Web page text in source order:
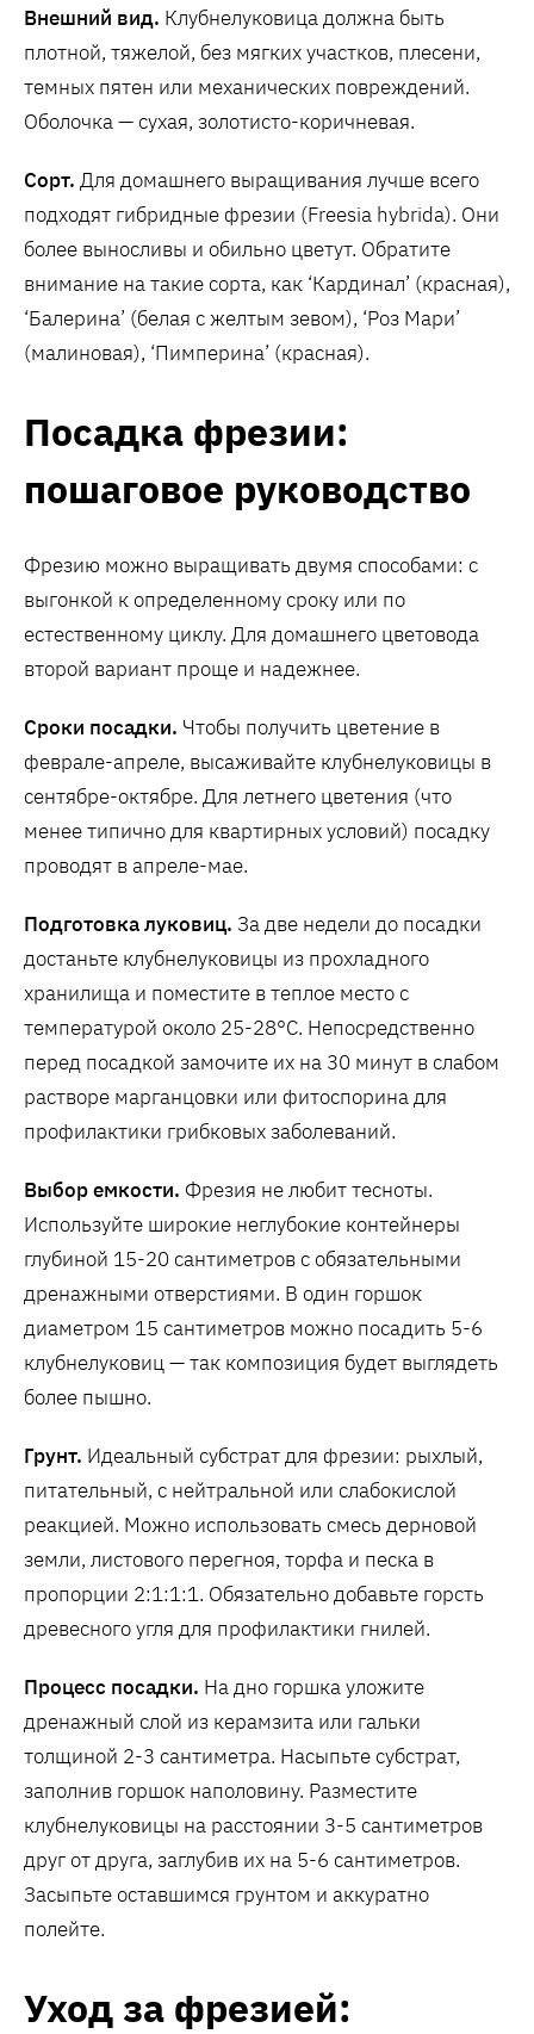
Внешний вид. Клубнелуковица должна быть
плотной, тяжелой, без мягких участков, плесени,
темных пятен или механических повреждений.
Оболочка — сухая, золотисто-коричневая.
Сорт. Для домашнего выращивания лучше всего
подходят гибридные фрезии (Freesia hybrida). Они
более выносливы и обильно цветут. Обратите
внимание на такие сорта, как ‘Кардинал’ (красная),
‘Балерина’ (белая с желтым зевом), ‘Роз Мари’
(малиновая), ‘Пимперина’ (красная).
Посадка фрезии:
пошаговое руководство
Фрезию можно выращивать двумя способами: с
выгонкой к определенному сроку или по
естественному циклу. Для домашнего цветовода
второй вариант проще и надежнее.
Сроки посадки. Чтобы получить цветение в
феврале-апреле, высаживайте клубнелуковицы в
сентябре-октябре. Для летнего цветения (что
менее типично для квартирных условий) посадку
проводят в апреле-мае.
Подготовка луковиц. За две недели до посадки
достаньте клубнелуковицы из прохладного
хранилища и поместите в теплое место с
температурой около 25-28°C. Непосредственно
перед посадкой замочите их на 30 минут в слабом
растворе марганцовки или фитоспорина для
профилактики грибковых заболеваний.
Выбор емкости. Фрезия не любит тесноты.
Используйте широкие неглубокие контейнеры
глубиной 15-20 сантиметров с обязательными
дренажными отверстиями. В один горшок
диаметром 15 сантиметров можно посадить 5-6
клубнелуковиц — так композиция будет выглядеть
более пышно.
Грунт. Идеальный субстрат для фрезии: рыхлый,
питательный, с нейтральной или слабокислой
реакцией. Можно использовать смесь дерновой
земли, листового перегноя, торфа и песка в
пропорции 2:1:1:1. Обязательно добавьте горсть
древесного угля для профилактики гнилей.
Процесс посадки. На дно горшка уложите
дренажный слой из керамзита или гальки
толщиной 2-3 сантиметра. Насыпьте субстрат,
заполнив горшок наполовину. Разместите
клубнелуковицы на расстоянии 3-5 сантиметров
друг от друга, заглубив их на 5-6 сантиметров.
Засыпьте оставшимся грунтом и аккуратно
полейте.
Уход за фрезией: